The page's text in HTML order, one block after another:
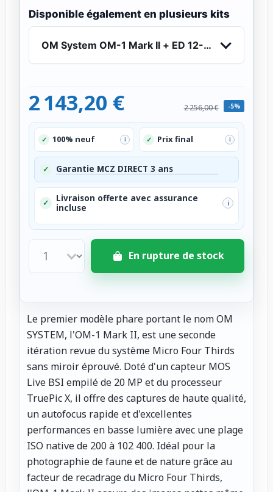
Disponible également en plusieurs kits
OM System OM-1 Mark II + ED 12-100mm f/4
2 143,20 € 2 256,00 € -5%
✓ 100% neuf i ✓ Prix final i
✓ Garantie MCZ DIRECT 3 ans
✓
Livraison offerte avec assurance
incluse
i
En rupture de stock
Le premier modèle phare portant le nom OM
SYSTEM, l'OM-1 Mark II, est une seconde
itération revue du système Micro Four Thirds
sans miroir éprouvé. Doté d'un capteur MOS
Live BSI empilé de 20 MP et du processeur
TruePic X, il offre des captures de haute qualité,
un autofocus rapide et d'excellentes
performances en basse lumière avec une plage
ISO native de 200 à 102 400. Idéal pour la
photographie de faune et de nature grâce au
facteur de recadrage du Micro Four Thirds,